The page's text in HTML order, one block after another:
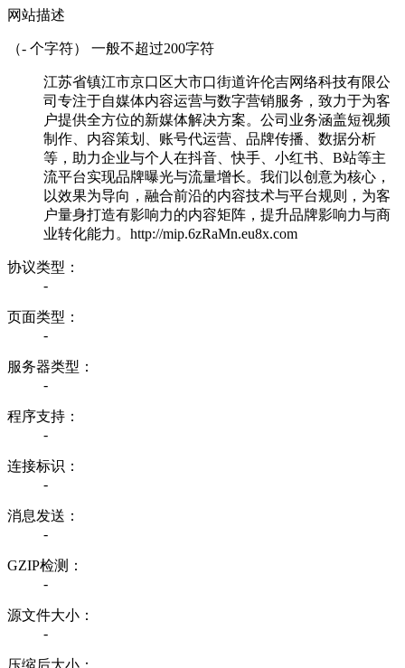
网站描述
（- 个字符） 一般不超过200字符
江苏省镇江市京口区大市口街道许伦吉网络科技有限公
司专注于自媒体内容运营与数字营销服务，致力于为客
户提供全方位的新媒体解决方案。公司业务涵盖短视频
制作、内容策划、账号代运营、品牌传播、数据分析
等，助力企业与个人在抖音、快手、小红书、B站等主
流平台实现品牌曝光与流量增长。我们以创意为核心，
以效果为导向，融合前沿的内容技术与平台规则，为客
户量身打造有影响力的内容矩阵，提升品牌影响力与商
业转化能力。http://mip.6zRaMn.eu8x.com
协议类型：
-
页面类型：
-
服务器类型：
-
程序支持：
-
连接标识：
-
消息发送：
-
GZIP检测：
-
源文件大小：
-
压缩后大小：